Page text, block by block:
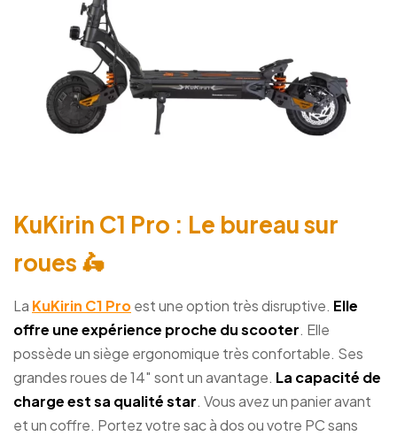
KuKirin C1 Pro : Le bureau sur
roues 🛵
La KuKirin C1 Proest une option très disruptive. Elle
offre une expérience proche du scooter. Elle
possède un siège ergonomique très confortable. Ses
grandes roues de 14″ sont un avantage. La capacité de
charge est sa qualité star. Vous avez un panier avant
et un coffre. Portez votre sac à dos ou votre PC sans